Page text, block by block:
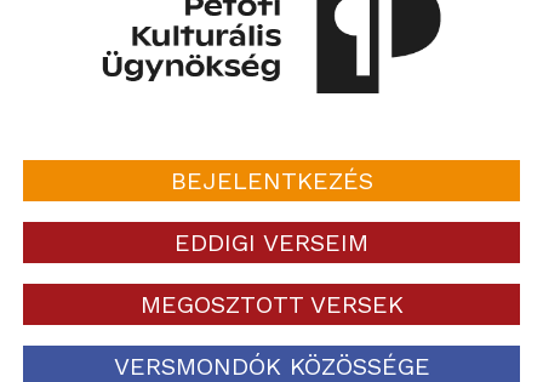
BEJELENTKEZÉS
EDDIGI VERSEIM
MEGOSZTOTT VERSEK
VERSMONDÓK KÖZÖSSÉGE